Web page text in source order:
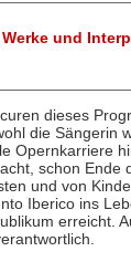
und
dieses
die Sängerin
Opernkarriere
schon Ende
und von
Iberico ins
erreicht.